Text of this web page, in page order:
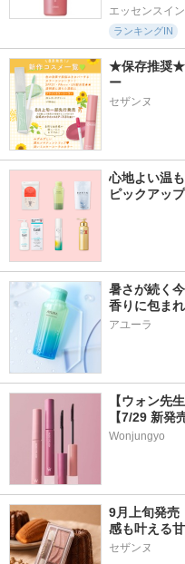
エッセンスイ
ランキングIN
★保存推奨★
ー
セザンヌ
心地よい温
ピックアップ
暑さが続く
香りに包ま
アユーラ
【ウォン先
【7/29 新発
Wonjungyo
9月上旬発売
感も叶える